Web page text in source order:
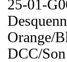
25-01-
Orange/
DCC/Son